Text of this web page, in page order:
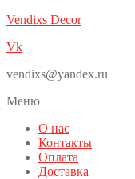
Vendixs Decor
Vk
vendixs@yandex.ru
Меню
О нас
Контакты
Оплата
Доставка